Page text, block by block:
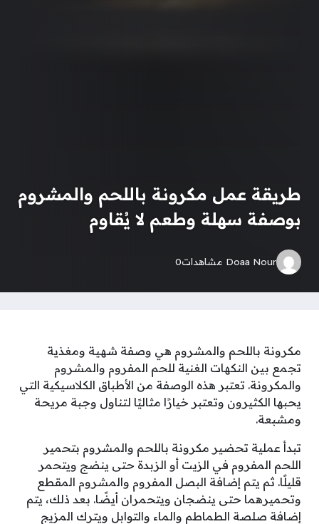
طريقة عمل مكرونة باللحم والمشروم
بوصفة سهلة وطعم لا يُقاوم
Doaa Nour مشاهدات0
مكرونة باللحم والمشروم هي وصفة شهية ومغذية
تجمع بين النكهات الغنية للحم المفروم والمشروم
والمكرونة. تعتبر هذه الوصفة من الأطباق الكلاسيكية التي
يحبها الكثيرون وتعتبر خيارًا مثاليًا لتناول وجبة مريحة
ومشبعة.
تبدأ عملية تحضير مكرونة باللحم والمشروم بتحمير
اللحم المفروم في الزيت أو الزبدة حتى ينضج ويتحمر
قليلًا. ثم يتم إضافة البصل المفروم والمشروم المقطع
وتحميرهما حتى ينضجان ويتحمران أيضًا. بعد ذلك، يتم
إضافة صلصة الطماطم والماء والتوابل ويترك المزيج